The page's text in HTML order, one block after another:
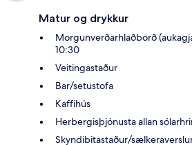
Matur og drykkur
Morgunverðarhlaðborð
10:30
Veitingastaður
Bar/setustofa
Kaffihús
Herbergisþjónusta allan
Skyndibitastaður/